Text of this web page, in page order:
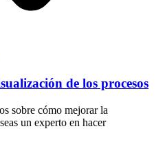
de los procesos
sobre cómo mejorar la
un experto en hacer